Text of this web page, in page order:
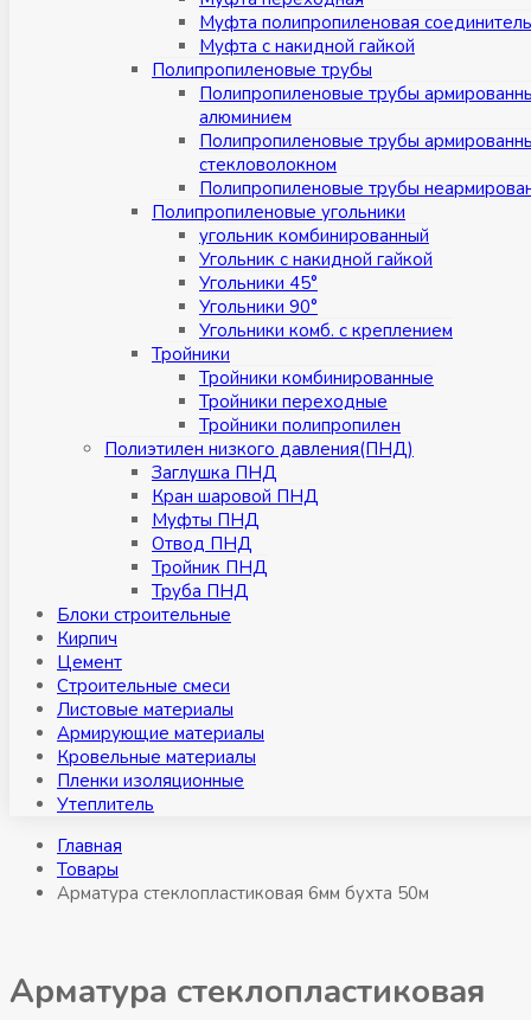
Муфта полипропиленовая
Муфта с накидной гайкой
Полипропиленовые трубы
Полипропиленовые трубы
алюминием
Полипропиленовые трубы
стекловолокном
Полипропиленовые трубы
Полипропиленовые угольники
угольник комбинированный
Угольник с накидной гайкой
Угольники 45°
Угольники 90°
Угольники комб. с креплением
Тройники
Тройники комбинированные
Тройники переходные
Тройники полипропилен
Полиэтилен низкого давления(ПНД)
Заглушка ПНД
Кран шаровой ПНД
Муфты ПНД
Отвод ПНД
Тройник ПНД
Труба ПНД
Блоки строительные
Кирпич
Цемент
Строительные смеси
Листовые материалы
Армирующие материалы
Кровельные материалы
Пленки изоляционные
Утеплитель
Главная
Товары
Арматура стеклопластиковая 6мм бухта 50м
Арматура стеклопластиковая